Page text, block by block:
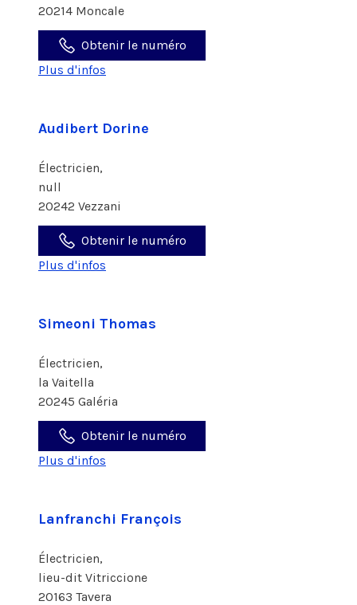
20214 Moncale
Obtenir le numéro
Plus d'infos
Audibert Dorine
Électricien,
null
20242 Vezzani
Obtenir le numéro
Plus d'infos
Simeoni Thomas
Électricien,
la Vaitella
20245 Galéria
Obtenir le numéro
Plus d'infos
Lanfranchi François
Électricien,
lieu-dit Vitriccione
20163 Tavera